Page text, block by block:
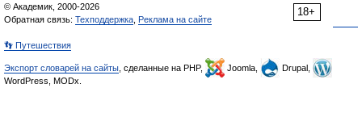
18+
© Академик, 2000-2026
Обратная связь: Техподдержка Реклама на сайте
👣 Путешествия
Экспорт словарей на сайты , сделанные на PHP, Joomla,
Drupal,
WordPress, MODx.